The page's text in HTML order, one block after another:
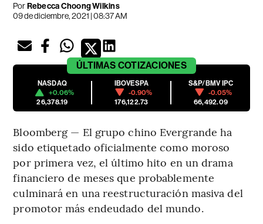
PorRebecca Choong Wilkins
09 de diciembre, 2021 | 08:37 AM
ÚLTIMAS COTIZACIONES
NASDAQ
+0.06%
26,378.19
IBOVESPA
-0.90%
176,122.73
S&P/BMV IPC
-0.05%
66,492.09
Bloomberg — El grupo chino Evergrande ha
sido etiquetado oficialmente como moroso
por primera vez, el último hito en un drama
financiero de meses que probablemente
culminará en una reestructuración masiva del
promotor más endeudado del mundo.